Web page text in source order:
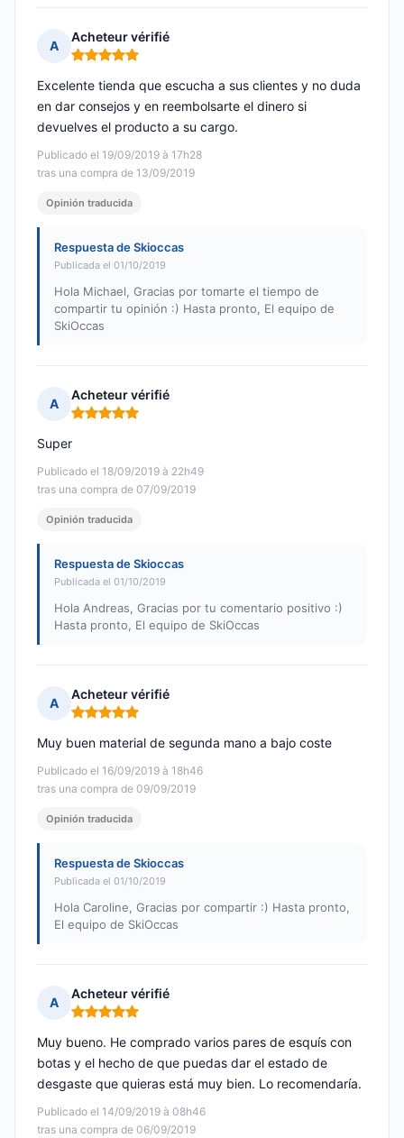
A
Acheteur vérifié
Nota: 5 de 5
Publicado el 19/09/2019 à 17h28
tras una compra de 13/09/2019
Excelente tienda que escucha a sus clientes y no duda
en dar consejos y en reembolsarte el dinero si
devuelves el producto a su cargo.
Opinión traducida
Respuesta de Skioccas
Publicada el 01/10/2019
Hola Michael, Gracias por tomarte el tiempo de
compartir tu opinión :) Hasta pronto, El equipo de
SkiOccas
A
Acheteur vérifié
Nota: 5 de 5
Publicado el 18/09/2019 à 22h49
tras una compra de 07/09/2019
Super
Opinión traducida
Respuesta de Skioccas
Publicada el 01/10/2019
Hola Andreas, Gracias por tu comentario positivo :)
Hasta pronto, El equipo de SkiOccas
A
Acheteur vérifié
Nota: 5 de 5
Publicado el 16/09/2019 à 18h46
tras una compra de 09/09/2019
Muy buen material de segunda mano a bajo coste
Opinión traducida
Respuesta de Skioccas
Publicada el 01/10/2019
Hola Caroline, Gracias por compartir :) Hasta pronto,
El equipo de SkiOccas
A
Acheteur vérifié
Nota: 5 de 5
Publicado el 14/09/2019 à 08h46
tras una compra de 06/09/2019
Muy bueno. He comprado varios pares de esquís con
botas y el hecho de que puedas dar el estado de
desgaste que quieras está muy bien. Lo recomendaría.